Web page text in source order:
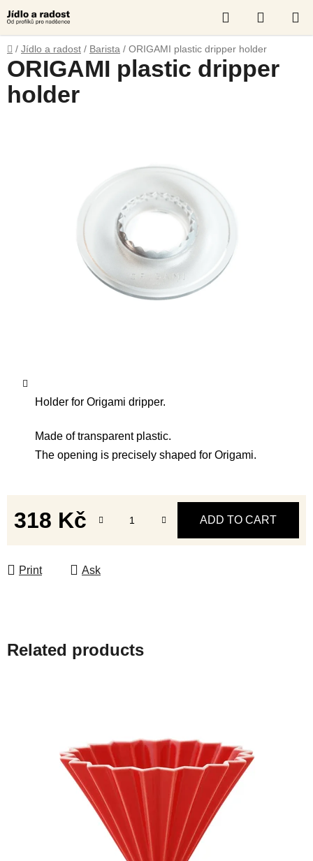
to
content
Search
CART
Home
/ Jídlo a radost / Barista / ORIGAMI plastic dripper holder
Holder for Origami dripper.
Made of transparent plastic.
The opening is precisely shaped for Origami.
318 Kč ADD TO CART
Print Ask
ORIGAMI plastic dripper
holder
Related products